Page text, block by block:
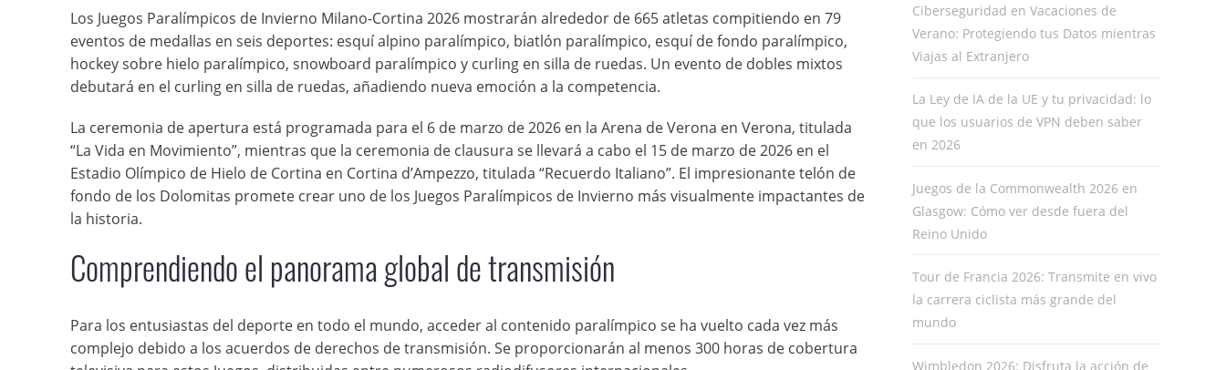
Los Juegos Paralímpicos de Invierno Milano-Cortina 2026 mostrarán alrededor de 665 atletas compitiendo en 79
eventos de medallas en seis deportes: esquí alpino paralímpico, biatlón paralímpico, esquí de fondo paralímpico,
hockey sobre hielo paralímpico, snowboard paralímpico y curling en silla de ruedas. Un evento de dobles mixtos
debutará en el curling en silla de ruedas, añadiendo nueva emoción a la competencia.
La ceremonia de apertura está programada para el 6 de marzo de 2026 en la Arena de Verona en Verona, titulada
“La Vida en Movimiento”, mientras que la ceremonia de clausura se llevará a cabo el 15 de marzo de 2026 en el
Estadio Olímpico de Hielo de Cortina en Cortina d’Ampezzo, titulada “Recuerdo Italiano”. El impresionante telón de
fondo de los Dolomitas promete crear uno de los Juegos Paralímpicos de Invierno más visualmente impactantes de
la historia.
Comprendiendo el panorama global de transmisión
Para los entusiastas del deporte en todo el mundo, acceder al contenido paralímpico se ha vuelto cada vez más
complejo debido a los acuerdos de derechos de transmisión. Se proporcionarán al menos 300 horas de cobertura
Ciberseguridad en Vacaciones de
Verano: Protegiendo tus Datos mientras
Viajas al Extranjero
La Ley de IA de la UE y tu privacidad: lo
que los usuarios de VPN deben saber
en 2026
Juegos de la Commonwealth 2026 en
Glasgow: Cómo ver desde fuera del
Reino Unido
Tour de Francia 2026: Transmite en vivo
la carrera ciclista más grande del
mundo
Wimbledon 2026: Disfruta la acción de